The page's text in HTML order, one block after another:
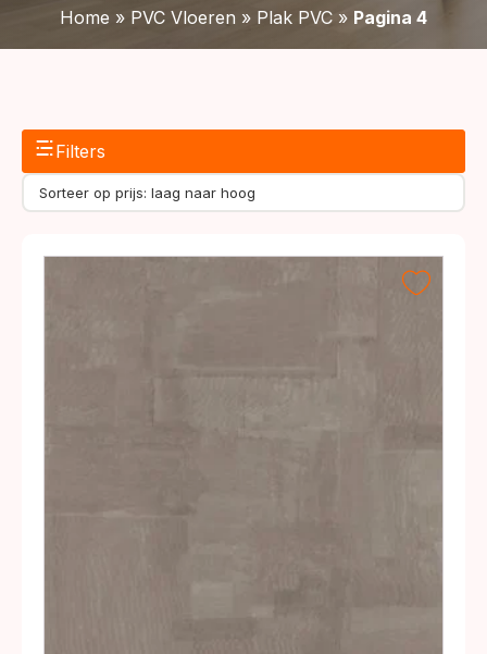
Home » PVC Vloeren » Plak PVC » Pagina 4
Filters